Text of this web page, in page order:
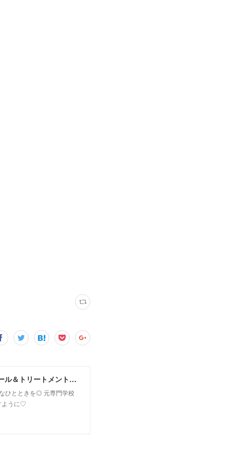
MoonLeaf sapporo / 札幌市東区の100種類以上の香りが楽しめるアロマスクール＆トリートメントサロン
ひとときを◎ 元専門学校
ように♡